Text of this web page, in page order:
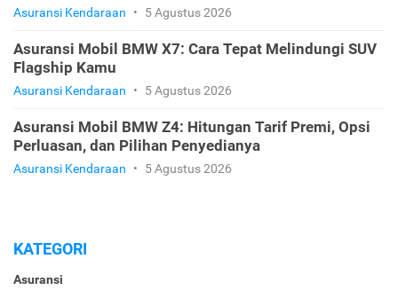
Asuransi Kendaraan • 5 Agustus 2026
Asuransi Mobil BMW X7: Cara Tepat Melindungi SUV
Flagship Kamu
Asuransi Kendaraan • 5 Agustus 2026
Asuransi Mobil BMW Z4: Hitungan Tarif Premi, Opsi
Perluasan, dan Pilihan Penyedianya
Asuransi Kendaraan • 5 Agustus 2026
KATEGORI
Asuransi